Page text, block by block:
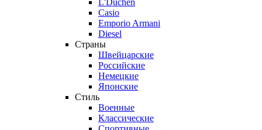
L'Duchen
Casio
Emporio Armani
Diesel
Страны
Швейцарские
Российские
Немецкие
Японские
Стиль
Военные
Классические